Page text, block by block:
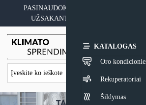
content
PASINAUDOKITE YPATINGAIS
UŽSAKANT ĮRANGĄ SU
KATALOGAS
Oro
Rekuperatoriai
Šildymas